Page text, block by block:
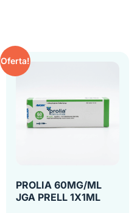
Oferta!
PROLIA 60MG/ML
JGA PRELL 1X1ML